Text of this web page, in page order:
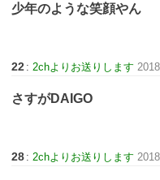
少年のような笑顔やん
22 : 2chよりお送りします
さすがDAIGO
28 : 2chよりお送りします